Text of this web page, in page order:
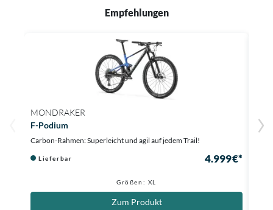
Empfehlungen
MONDRAKER
F-Podium
Carbon-Rahmen: Superleicht und agil auf jedem Trail!
Lieferbar 4.999 €*
Größen: XL
Zum Produkt
F-